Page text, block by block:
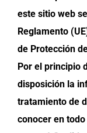
este sitio web
Reglamento
de Protección
Por el principio
disposición la
tratamiento de
conocer en